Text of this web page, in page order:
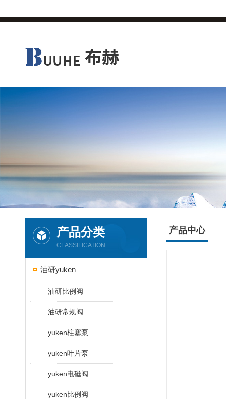
产品分类
CLASSIFICATION
油研yuken
油研比例阀
油研常规阀
yuken柱塞泵
yuken叶片泵
yuken电磁阀
yuken比例阀
产品中心